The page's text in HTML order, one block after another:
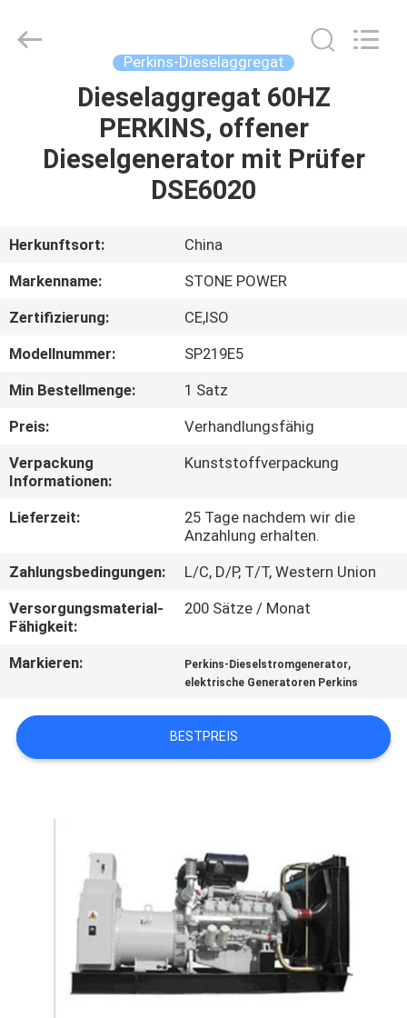
PRODUKTE
UNS
AUSFLUG
QUALITÄTSKONTROLLE
TRETEN
SIE
MIT
IN
VERBINDUNG
FORDERN
ZITAT
POLICY
CO.,LTD.
Perkins-Dieselaggregat
Dieselaggregat 60HZ
PERKINS, offener
Dieselgenerator mit Prüfer
DSE6020
Herkunftsort:
China
Markenname:
STONE POWER
Zertifizierung:
CE,ISO
Modellnummer:
SP219E5
Min Bestellmenge:
1 Satz
Preis:
Verhandlungsfähig
Verpackung
Informationen:
Kunststoffverpackung
Lieferzeit:
25 Tage nachdem wir die
Anzahlung erhalten.
Zahlungsbedingungen:
L/C, D/P, T/T, Western Union
Versorgungsmaterial-
Fähigkeit:
200 Sätze / Monat
Markieren: Perkins-Dieselstromgenerator,
elektrische Generatoren Perkins
BESTPREIS